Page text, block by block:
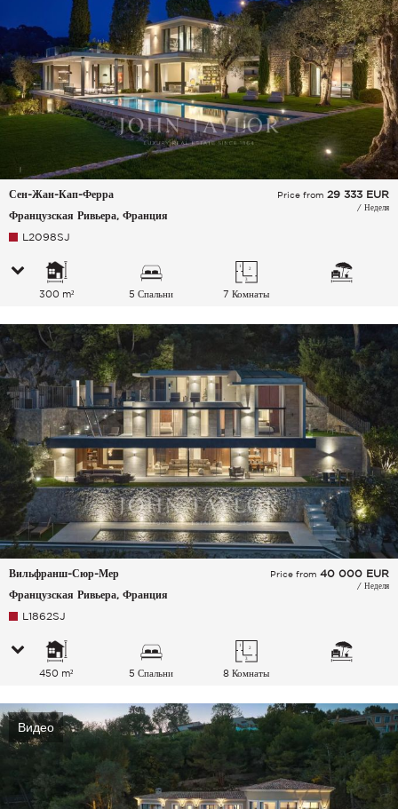
Сен-Жан-Кап-Ферра
Французская Ривьера, Франция
Price from 29 333 EUR
/ Неделя
L2098SJ
300 m² 5 Спальни 7 Комнаты
Вильфранш-Сюр-Мер
Французская Ривьера, Франция
Price from 40 000 EUR
/ Неделя
L1862SJ
450 m² 5 Спальни 8 Комнаты
Видео